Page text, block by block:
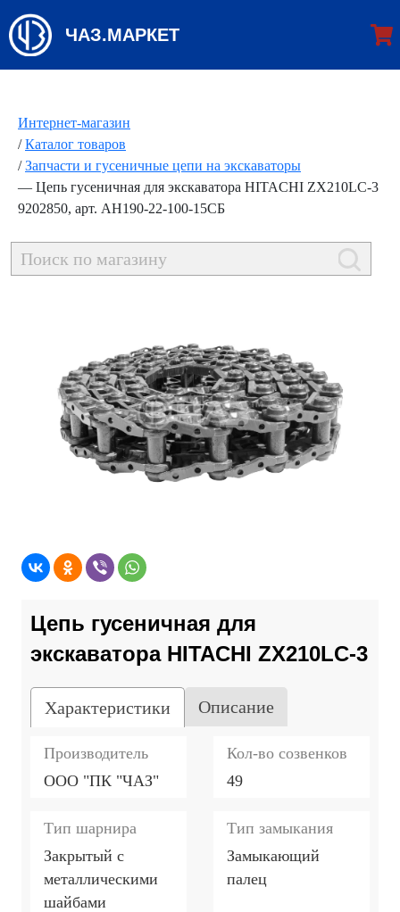
ЧАЗ.МАРКЕТ
Интернет-магазин
/Каталог товаров
/Запчасти и гусеничные цепи на экскаваторы
— Цепь гусеничная для экскаватора HITACHI ZX210LC-3
9202850, арт. АН190-22-100-15СБ
Цепь гусеничная для
экскаватора HITACHI ZX210LC-3
Характеристики Описание
Производитель
ООО "ПК "ЧАЗ"
Кол-во созвенков
49
Тип шарнира
Закрытый с
металлическими
шайбами
Тип замыкания
Замыкающий
палец